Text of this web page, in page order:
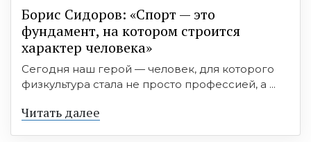
Борис Сидоров: «Спорт — это
фундамент, на котором строится
характер человека»
Сегодня наш герой — человек, для которого
физкультура стала не просто профессией, а ...
Читать далее